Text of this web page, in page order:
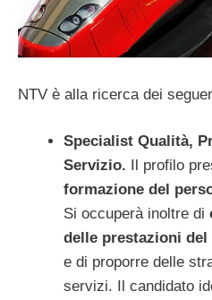
NTV è alla ricerca dei
Specialist Qualità,
Servizio. Il profilo
formazione del
Si occuperà inoltre di
delle prestazioni del
e di proporre delle
servizi. Il candidato